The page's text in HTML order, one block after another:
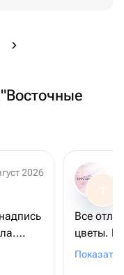
2026
а
Т
Все
цветы.
Показать